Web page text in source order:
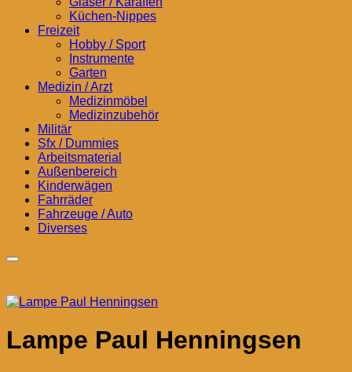
Küchen-Nippes
Freizeit
Hobby / Sport
Instrumente
Garten
Medizin / Arzt
Medizinmöbel
Medizinzubehör
Militär
Sfx / Dummies
Arbeitsmaterial
Außenbereich
Kinderwägen
Fahrräder
Fahrzeuge / Auto
Diverses
Lampe Paul Henningsen